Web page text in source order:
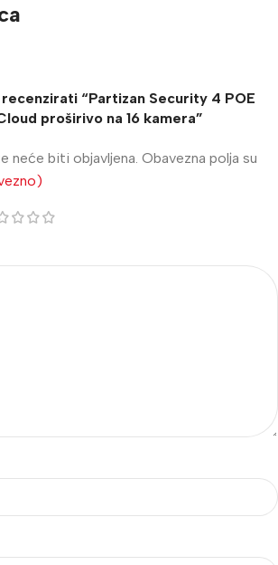
“Partizan Security 4 POE
proširivo na 16 kamera”
neće biti objavljena. Obavezna polja su